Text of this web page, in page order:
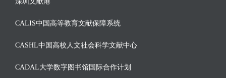
CALIS中国高等教育文献保障系统
CASHL中国高校人文社会科学文献中心
CADAL大学数字图书馆国际合作计划